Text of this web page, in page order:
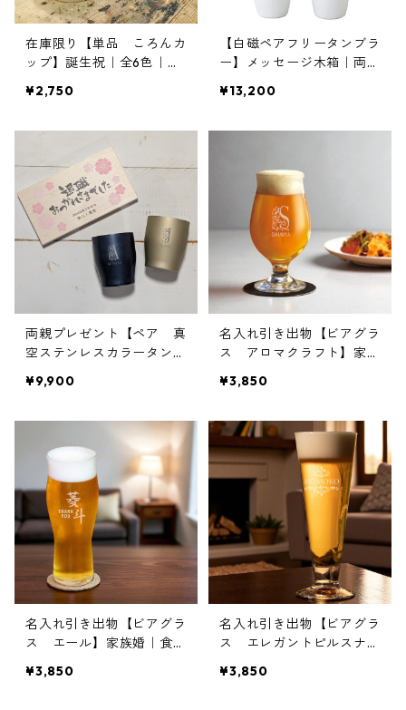
在庫限り【単品 ころんカ
ップ】誕生祝｜全6色｜木
｜プレゼント
¥2,750
【白磁ペアフリータンブラ
ー】メッセージ木箱｜両親
¥13,200
両親プレゼント【ペア 真
空ステンレスカラータンブ
¥9,900
名入れ引き出物【ビアグラ
ス アロマクラフト】家族
ナル
¥3,850
名入れ引き出物【ビアグラ
ス エール】家族婚｜食器
¥3,850
名入れ引き出物【ビアグラ
ス エレガントピルスナ
｜オリジナル
¥3,850